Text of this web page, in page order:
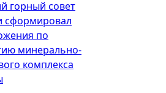
горный совет
сформировал
по
минерально-
комплекса